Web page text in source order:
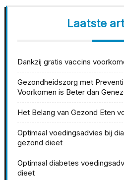
Laatste
Dankzij gratis vaccins
Gezondheidszorg met
Voorkomen is Beter dan
Het Belang van Gezond Eten
Optimaal voedingsadvies bij
gezond dieet
Optimaal diabetes
dieet